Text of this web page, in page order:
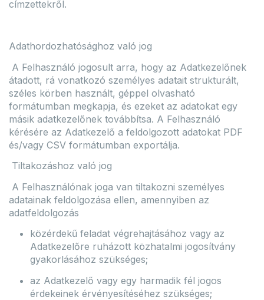
címzettekről.
Adathordozhatósághoz való jog
A Felhasználó jogosult arra, hogy az Adatkezelőnek
átadott, rá vonatkozó személyes adatait strukturált,
széles körben használt, géppel olvasható
formátumban megkapja, és ezeket az adatokat egy
másik adatkezelőnek továbbítsa. A Felhasználó
kérésére az Adatkezelő a feldolgozott adatokat PDF
és/vagy CSV formátumban exportálja.
Tiltakozáshoz való jog
A Felhasználónak joga van tiltakozni személyes
adatainak feldolgozása ellen, amennyiben az
adatfeldolgozás
közérdekű feladat végrehajtásához vagy az
Adatkezelőre ruházott közhatalmi jogosítvány
gyakorlásához szükséges;
az Adatkezelő vagy egy harmadik fél jogos
érdekeinek érvényesítéséhez szükséges;